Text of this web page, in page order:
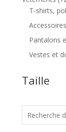
T-shirts,
Accessoires
Pantalons
Vestes et
Taille